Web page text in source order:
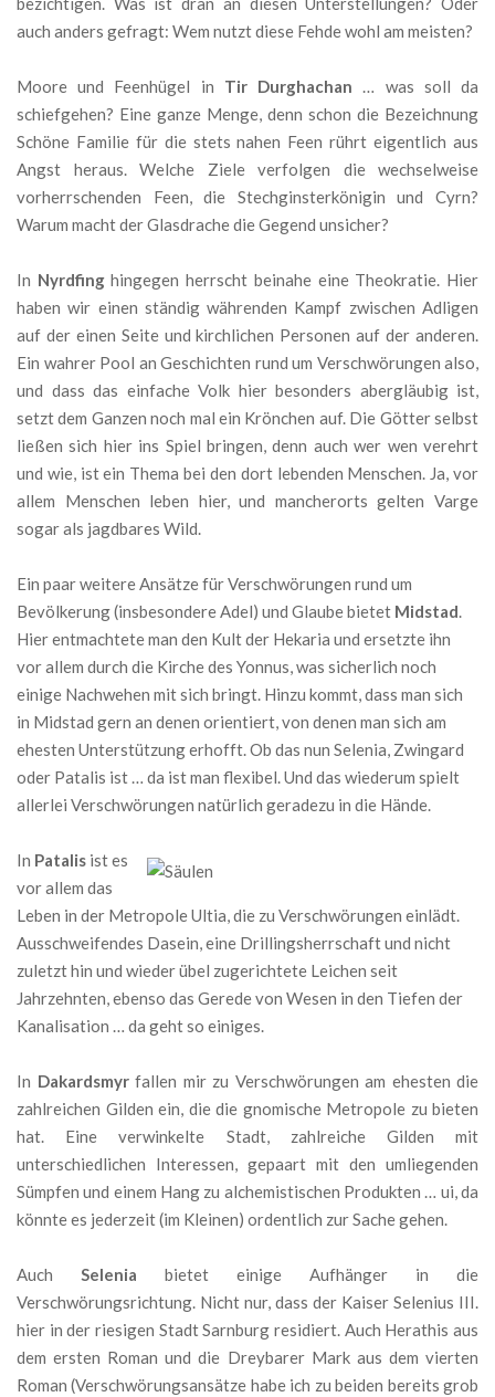
auch anders gefragt: Wem nutzt diese Fehde wohl am meisten?
Moore und Feenhügel in Tir Durghachan … was soll da
schiefgehen? Eine ganze Menge, denn schon die Bezeichnung
Schöne Familie für die stets nahen Feen rührt eigentlich aus
Angst heraus. Welche Ziele verfolgen die wechselweise
vorherrschenden Feen, die Stechginsterkönigin und Cyrn?
Warum macht der Glasdrache die Gegend unsicher?
In Nyrdfinghingegen herrscht beinahe eine Theokratie. Hier
haben wir einen ständig währenden Kampf zwischen Adligen
auf der einen Seite und kirchlichen Personen auf der anderen.
Ein wahrer Pool an Geschichten rund um Verschwörungen also,
und dass das einfache Volk hier besonders abergläubig ist,
setzt dem Ganzen noch mal ein Krönchen auf. Die Götter selbst
ließen sich hier ins Spiel bringen, denn auch wer wen verehrt
und wie, ist ein Thema bei den dort lebenden Menschen. Ja, vor
allem Menschen leben hier, und mancherorts gelten Varge
sogar als jagdbares Wild.
Ein paar weitere Ansätze für Verschwörungen rund um
Bevölkerung (insbesondere Adel) und Glaube bietet Midstad.
Hier entmachtete man den Kult der Hekaria und ersetzte ihn
vor allem durch die Kirche des Yonnus, was sicherlich noch
einige Nachwehen mit sich bringt. Hinzu kommt, dass man sich
in Midstad gern an denen orientiert, von denen man sich am
ehesten Unterstützung erhofft. Ob das nun Selenia, Zwingard
oder Patalis ist … da ist man flexibel. Und das wiederum spielt
allerlei Verschwörungen natürlich geradezu in die Hände.
In Patalis ist es
vor allem das
Leben in der Metropole Ultia, die zu Verschwörungen einlädt.
Ausschweifendes Dasein, eine Drillingsherrschaft und nicht
zuletzt hin und wieder übel zugerichtete Leichen seit
Jahrzehnten, ebenso das Gerede von Wesen in den Tiefen der
Kanalisation … da geht so einiges.
In Dakardsmyrfallen mir zu Verschwörungen am ehesten die
zahlreichen Gilden ein, die die gnomische Metropole zu bieten
hat. Eine verwinkelte Stadt, zahlreiche Gilden mit
unterschiedlichen Interessen, gepaart mit den umliegenden
Sümpfen und einem Hang zu alchemistischen Produkten … ui, da
könnte es jederzeit (im Kleinen) ordentlich zur Sache gehen.
Auch Selenia bietet einige Aufhänger in die
Verschwörungsrichtung. Nicht nur, dass der Kaiser Selenius III.
hier in der riesigen Stadt Sarnburg residiert. Auch Herathis aus
dem ersten Roman und die Dreybarer Mark aus dem vierten
Roman (Verschwörungsansätze habe ich zu beiden bereits grob